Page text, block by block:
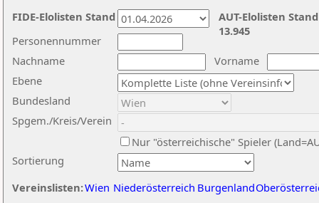
Nachname
Vorname
Ebene
Sortierung
Personennummer
Bundesland
Spgem./Kreis/Verein
Nur "österreichische" Spieler
Vereinslisten:Wien Niederösterreich Burgenland
AUT-Elolisten
13.945
FIDE-Elolisten Stand